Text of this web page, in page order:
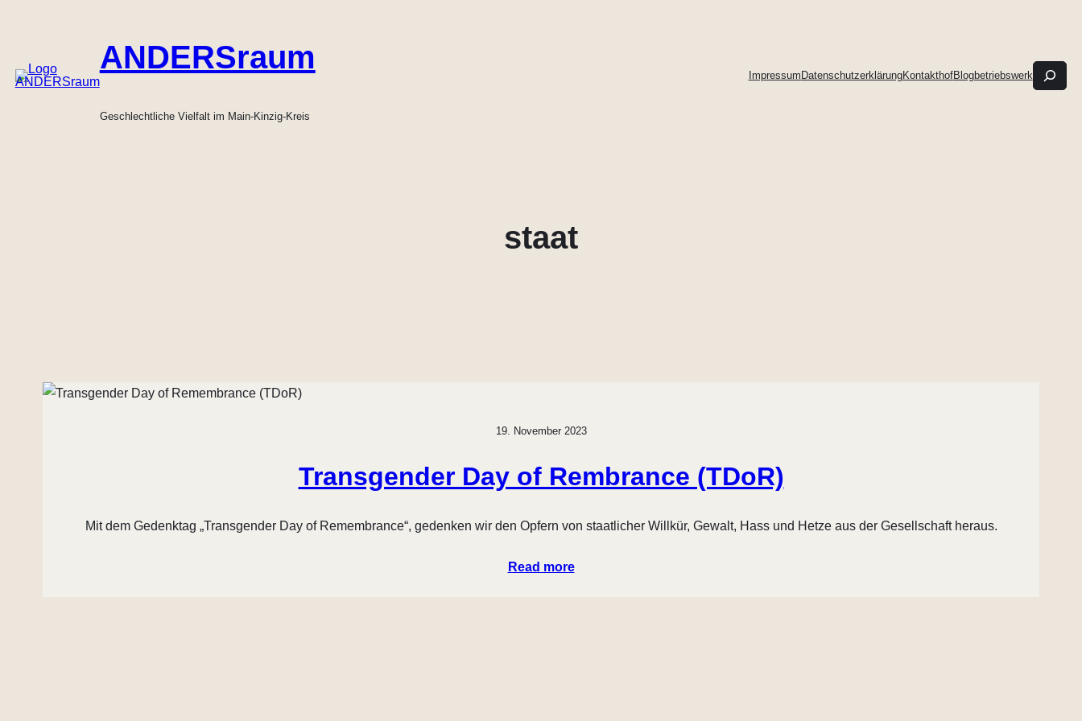
ANDERSraum
Geschlechtliche Vielfalt im Main-Kinzig-Kreis
ImpressumDatenschutzerklärungKontakthofBlogbetriebswerk
such
&
staat
19. November 2023
Transgender Day of Rembrance (TDoR)
Mit dem Gedenktag „Transgender Day of Remembrance“, gedenken wir den Opfern von staatlicher Willkür, Gewalt, Hass und Hetze aus der Gesellschaft heraus.
Read more